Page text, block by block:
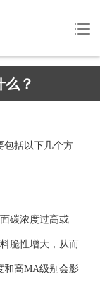
么？
包括以下几个方
碳浓度过高或
脆性增大，从而
和高MA级别会影